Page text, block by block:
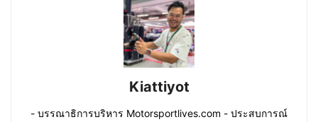
Kiattiyot
- บรรณาธิการบริหาร Motorsportlives.com - ประสบการณ์